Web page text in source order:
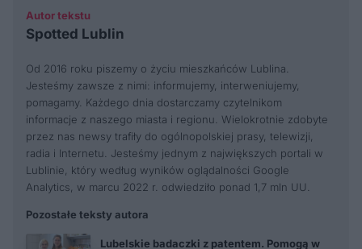
Autor tekstu
Spotted Lublin
Od 2016 roku piszemy o życiu mieszkańców Lublina.
Jesteśmy zawsze z nimi: informujemy, interweniujemy,
pomagamy. Każdego dnia dostarczamy czytelnikom
informacje z naszego miasta i regionu. Wielokrotnie zdobyte
przez nas newsy trafiły do ogólnopolskiej prasy, telewizji,
radia i Internetu. Jesteśmy jednym z największych portali w
Lublinie, który według wyników oglądalności Google
Analytics, w marcu 2022 r. odwiedziło ponad 1,7 mln UU.
Pozostałe teksty autora
Lubelskie badaczki z patentem. Pomogą w